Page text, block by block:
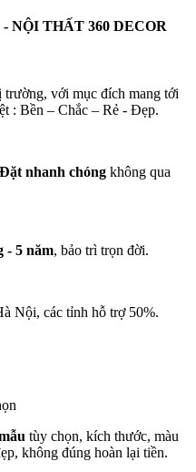
NỘI THẤT 360 DECOR
trường, với mục đích mang tới
: Bền – Chắc – Rẻ - Đẹp.
nhanh chóng không qua
- 5 năm, bảo trì trọn đời.
Nội, các tỉnh hỗ trợ 50%.
tùy chọn, kích thước, màu
không đúng hoàn lại tiền.